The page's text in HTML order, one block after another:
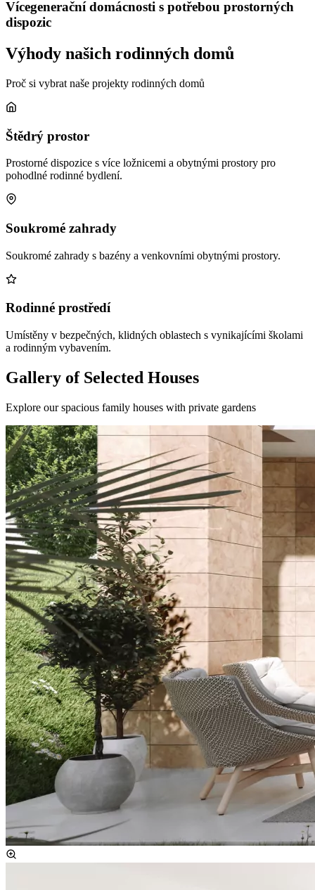
Vícegenerační domácnosti s potřebou prostorných
dispozic
Výhody našich rodinných domů
Proč si vybrat naše projekty rodinných domů
Štědrý prostor
Prostorné dispozice s více ložnicemi a obytnými prostory pro
pohodlné rodinné bydlení.
Soukromé zahrady
Soukromé zahrady s bazény a venkovními obytnými prostory.
Rodinné prostředí
Umístěny v bezpečných, klidných oblastech s vynikajícími školami
a rodinným vybavením.
Gallery of Selected Houses
Explore our spacious family houses with private gardens